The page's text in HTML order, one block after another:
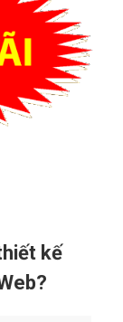
kế